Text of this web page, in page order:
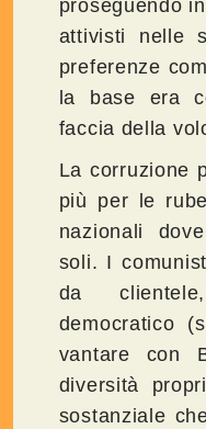
proseguendo
attivisti nelle
preferenze
la base era
faccia della
La corruzione
più per le
nazionali
soli. I
da
democratico
vantare con
diversità
sostanziale